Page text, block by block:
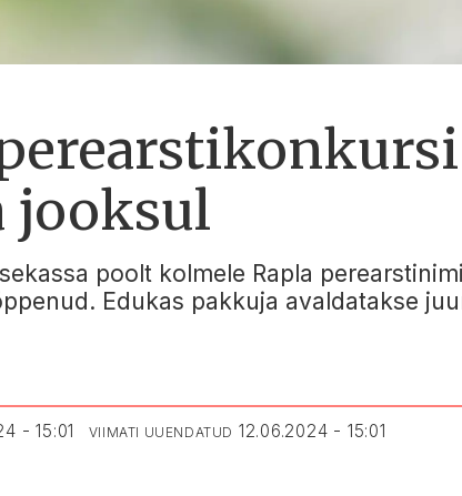
jooksul
poolt kolmele Rapla
Edukas pakkuja avaldatakse
- 15:01 VIIMATI UUENDATUD 12.06.2024 - 15:01